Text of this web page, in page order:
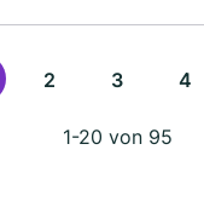
2 3 4
1-20 von 95